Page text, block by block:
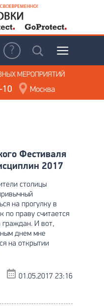
МЕРОПРИЯТИЙ
Москва
Фестиваля
2017
столицы
на прогулку в
по праву считается
граждан. И вот,
днем мне
на открытии
01.05.2017 23:16